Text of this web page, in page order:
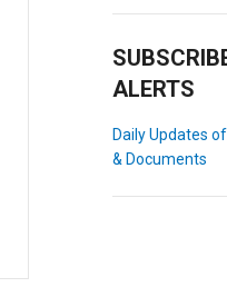
ALERTS
Daily Updates
& Documents